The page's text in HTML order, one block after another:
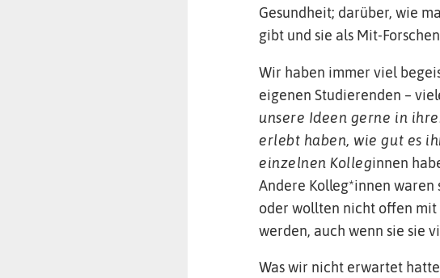
Gesundheit; darüber, wie
gibt und sie als Mit-
Wir haben immer viel
eigenen Studierenden –
unsere Ideen gerne in
erlebt haben, wie gut es
einzelnen Kolleginnen
Andere Kolleg*innen
oder wollten nicht offen
werden, auch wenn sie sie
Was wir nicht erwartet